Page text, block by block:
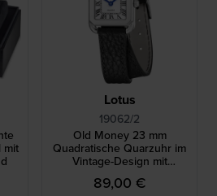
mit
Lotus
19062/2
Old Money 23 mm
Quadratische Quarzuhr im
Vintage-Design mit
Wickelarmband
89,00 €